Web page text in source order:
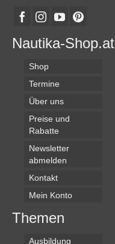
Nautika-Shop.at
Shop
Termine
Über uns
Preise und
Rabatte
Newsletter
abmelden
Kontakt
Mein Konto
Themen
Ausbildung